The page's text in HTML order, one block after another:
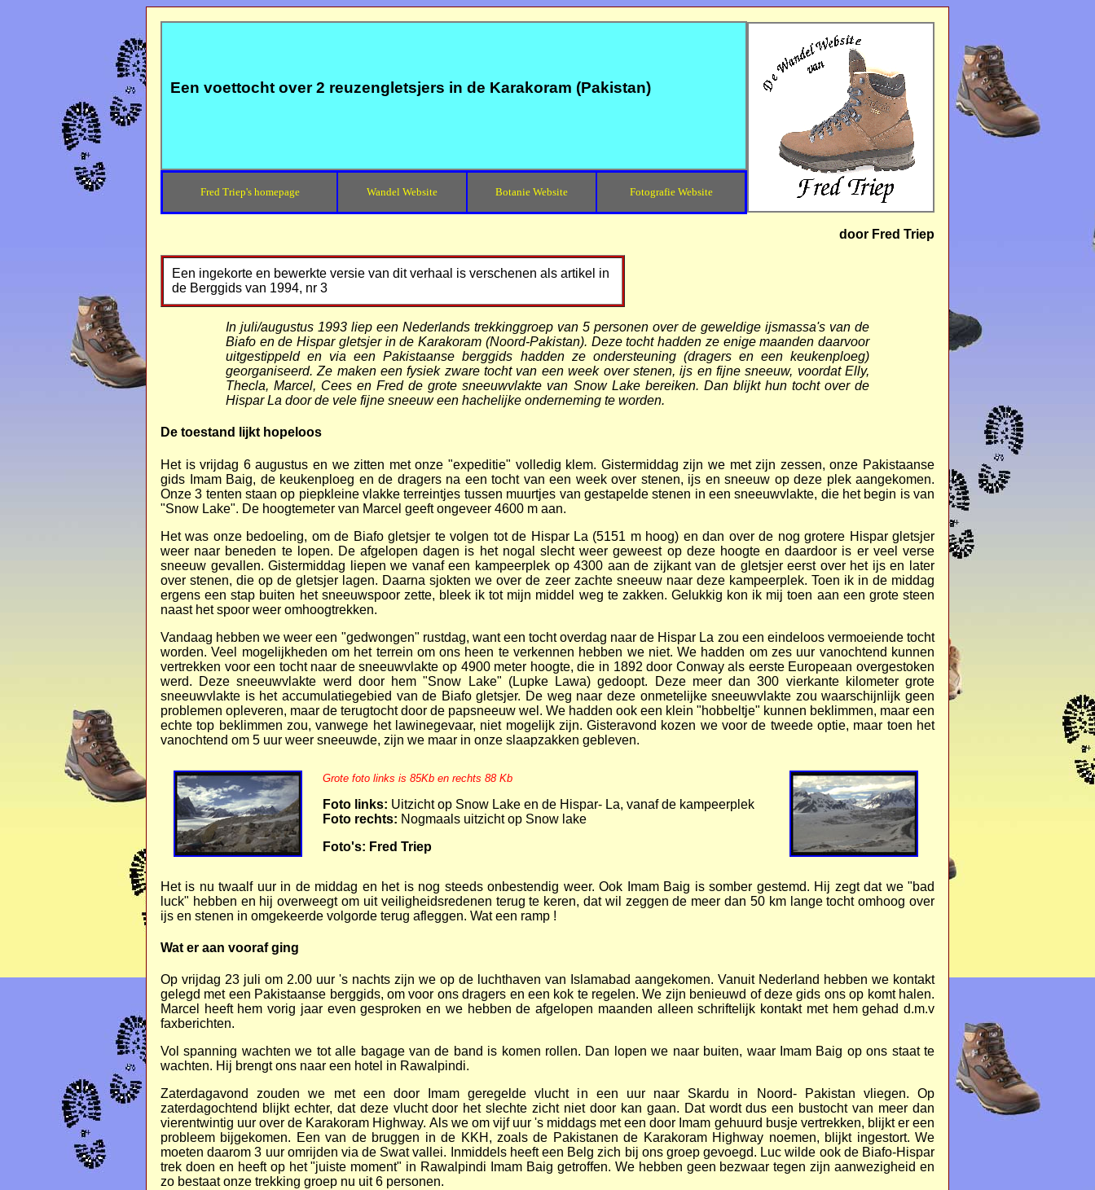
Een voettocht over 2 reuzengletsjers in de Karakoram (Pakistan)
Fred Triep's homepage Wandel Website Botanie Website Fotografie Website
door Fred Triep
Een ingekorte en bewerkte versie van dit verhaal is verschenen als artikel in
de Berggids van 1994, nr 3
In juli/augustus 1993 liep een Nederlands trekkinggroep van 5 personen over de geweldige ijsmassa's van de
Biafo en de Hispar gletsjer in de Karakoram (Noord-Pakistan). Deze tocht hadden ze enige maanden daarvoor
uitgestippeld en via een Pakistaanse berggids hadden ze ondersteuning (dragers en een keukenploeg)
georganiseerd. Ze maken een fysiek zware tocht van een week over stenen, ijs en fijne sneeuw, voordat Elly,
Thecla, Marcel, Cees en Fred de grote sneeuwvlakte van Snow Lake bereiken. Dan blijkt hun tocht over de
Hispar La door de vele fijne sneeuw een hachelijke onderneming te worden.
De toestand lijkt hopeloos
Het is vrijdag 6 augustus en we zitten met onze "expeditie" volledig klem. Gistermiddag zijn we met zijn zessen, onze Pakistaanse
gids Imam Baig, de keukenploeg en de dragers na een tocht van een week over stenen, ijs en sneeuw op deze plek aangekomen.
Onze 3 tenten staan op piepkleine vlakke terreintjes tussen muurtjes van gestapelde stenen in een sneeuwvlakte, die het begin is van
"Snow Lake". De hoogtemeter van Marcel geeft ongeveer 4600 m aan.
Het was onze bedoeling, om de Biafo gletsjer te volgen tot de Hispar La (5151 m hoog) en dan over de nog grotere Hispar gletsjer
weer naar beneden te lopen. De afgelopen dagen is het nogal slecht weer geweest op deze hoogte en daardoor is er veel verse
sneeuw gevallen. Gistermiddag liepen we vanaf een kampeerplek op 4300 aan de zijkant van de gletsjer eerst over het ijs en later
over stenen, die op de gletsjer lagen. Daarna sjokten we over de zeer zachte sneeuw naar deze kampeerplek. Toen ik in de middag
ergens een stap buiten het sneeuwspoor zette, bleek ik tot mijn middel weg te zakken. Gelukkig kon ik mij toen aan een grote steen
naast het spoor weer omhoogtrekken.
Vandaag hebben we weer een "gedwongen" rustdag, want een tocht overdag naar de Hispar La zou een eindeloos vermoeiende tocht
worden. Veel mogelijkheden om het terrein om ons heen te verkennen hebben we niet. We hadden om zes uur vanochtend kunnen
vertrekken voor een tocht naar de sneeuwvlakte op 4900 meter hoogte, die in 1892 door Conway als eerste Europeaan overgestoken
werd. Deze sneeuwvlakte werd door hem "Snow Lake" (Lupke Lawa) gedoopt. Deze meer dan 300 vierkante kilometer grote
sneeuwvlakte is het accumulatiegebied van de Biafo gletsjer. De weg naar deze onmetelijke sneeuwvlakte zou waarschijnlijk geen
problemen opleveren, maar de terugtocht door de papsneeuw wel. We hadden ook een klein "hobbeltje" kunnen beklimmen, maar een
echte top beklimmen zou, vanwege het lawinegevaar, niet mogelijk zijn. Gisteravond kozen we voor de tweede optie, maar toen het
vanochtend om 5 uur weer sneeuwde, zijn we maar in onze slaapzakken gebleven.
Grote foto links is 85Kb en rechts 88 Kb
Foto links: Uitzicht op Snow Lake en de Hispar- La, vanaf de kampeerplek
Foto rechts: Nogmaals uitzicht op Snow lake
Foto's: Fred Triep
Het is nu twaalf uur in de middag en het is nog steeds onbestendig weer. Ook Imam Baig is somber gestemd. Hij zegt dat we "bad
luck" hebben en hij overweegt om uit veiligheidsredenen terug te keren, dat wil zeggen de meer dan 50 km lange tocht omhoog over
ijs en stenen in omgekeerde volgorde terug afleggen. Wat een ramp !
Wat er aan vooraf ging
Op vrijdag 23 juli om 2.00 uur 's nachts zijn we op de luchthaven van Islamabad aangekomen. Vanuit Nederland hebben we kontakt
gelegd met een Pakistaanse berggids, om voor ons dragers en een kok te regelen. We zijn benieuwd of deze gids ons op komt halen.
Marcel heeft hem vorig jaar even gesproken en we hebben de afgelopen maanden alleen schriftelijk kontakt met hem gehad d.m.v
faxberichten.
Vol spanning wachten we tot alle bagage van de band is komen rollen. Dan lopen we naar buiten, waar Imam Baig op ons staat te
wachten. Hij brengt ons naar een hotel in Rawalpindi.
Zaterdagavond zouden we met een door Imam geregelde vlucht in een uur naar Skardu in Noord- Pakistan vliegen. Op
zaterdagochtend blijkt echter, dat deze vlucht door het slechte zicht niet door kan gaan. Dat wordt dus een bustocht van meer dan
vierentwintig uur over de Karakoram Highway. Als we om vijf uur 's middags met een door Imam gehuurd busje vertrekken, blijkt er een
probleem bijgekomen. Een van de bruggen in de KKH, zoals de Pakistanen de Karakoram Highway noemen, blijkt ingestort. We
moeten daarom 3 uur omrijden via de Swat vallei. Inmiddels heeft een Belg zich bij ons groep gevoegd. Luc wilde ook de Biafo-Hispar
trek doen en heeft op het "juiste moment" in Rawalpindi Imam Baig getroffen. We hebben geen bezwaar tegen zijn aanwezigheid en
zo bestaat onze trekking groep nu uit 6 personen.